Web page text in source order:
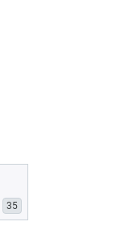
35